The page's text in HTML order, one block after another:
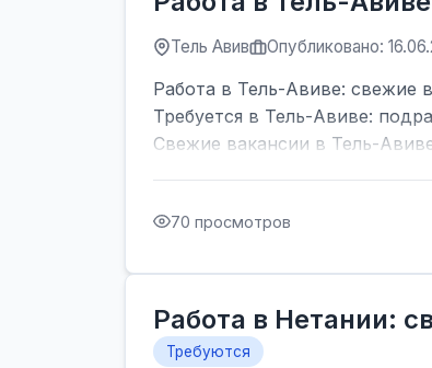
Тель Авив Опубликовано:
Работа в Тель-Авиве: свежие
Требуется в Тель-Авиве:
Свежие вакансии в Тель-
70 просмотров
Работа в Нетании:
Требуются